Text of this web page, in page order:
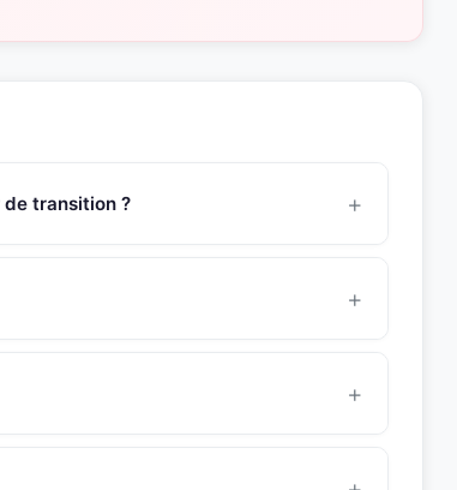
transition ?
d’effectifs, organisation des élections des
de vous le présenter.
et croissance dans des environnements